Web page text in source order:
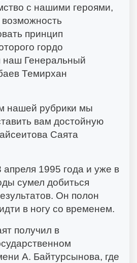
с нашими героями,
принцип
гордо
наш Генеральный
Темирхан
нашей рубрики мы
вам достойную
Саята
1995 года и уже в
сумел добиться
Он полон
в ногу со временем.
получил в
А. Байтурсынова, где